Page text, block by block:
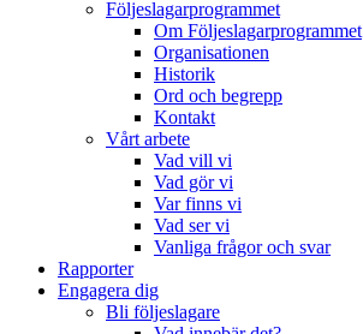
Följeslagarprogrammet
Om Följeslagarprogrammet
Organisationen
Historik
Ord och begrepp
Kontakt
Vårt arbete
Vad vill vi
Vad gör vi
Var finns vi
Vad ser vi
Vanliga frågor och svar
Rapporter
Engagera dig
Bli följeslagare